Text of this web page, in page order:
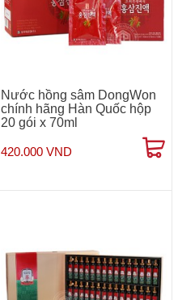
Nước hồng sâm DongWon
chính hãng Hàn Quốc hộp
20 gói x 70ml
420.000 VND